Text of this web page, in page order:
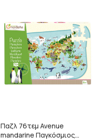
Παζλ 76τεμ Avenue
mandarine Παγκόσμιος